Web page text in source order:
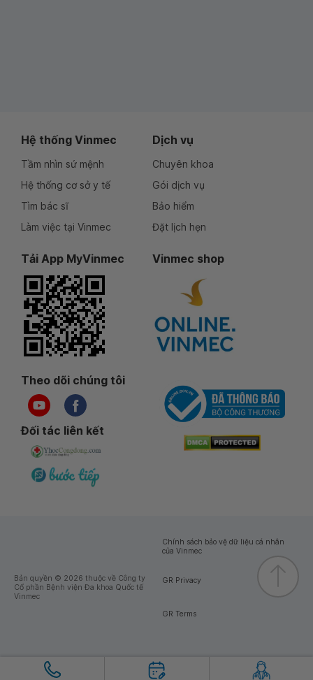
Hệ thống Vinmec
Tầm nhìn sứ mệnh
Hệ thống cơ sở y tế
Tìm bác sĩ
Làm việc tại Vinmec
Dịch vụ
Chuyên khoa
Gói dịch vụ
Bảo hiểm
Đặt lịch hẹn
Tải App MyVinmec Vinmec shop
Theo dõi chúng tôi
Đối tác liên kết
Bản quyền © 2026 thuộc về Công ty
Cổ phần Bệnh viện Đa khoa Quốc tế
Vinmec
Chính sách bảo vệ dữ liệu cá nhân
của Vinmec
GR Privacy
GR Terms